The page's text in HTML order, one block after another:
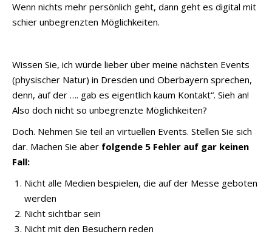
Wenn nichts mehr persönlich geht, dann geht es digital mit
schier unbegrenzten Möglichkeiten.
Wissen Sie, ich würde lieber über meine nächsten Events
(physischer Natur) in Dresden und Oberbayern sprechen,
denn, auf der …. gab es eigentlich kaum Kontakt“. Sieh an!
Also doch nicht so unbegrenzte Möglichkeiten?
Doch. Nehmen Sie teil an virtuellen Events. Stellen Sie sich
dar. Machen Sie aber folgende 5 Fehler auf gar keinen
Fall:
Nicht alle Medien bespielen, die auf der Messe geboten
werden
Nicht sichtbar sein
Nicht mit den Besuchern reden